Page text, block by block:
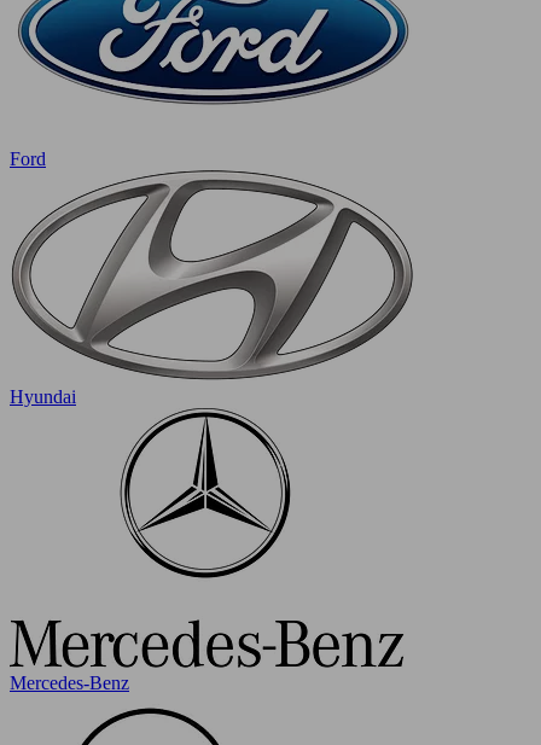
Ford
Hyundai
Mercedes-Benz